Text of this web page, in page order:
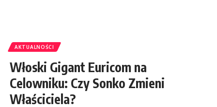
AKTUALNOŚCI
Włoski Gigant Euricom na
Celowniku: Czy Sonko Zmieni
Właściciela?